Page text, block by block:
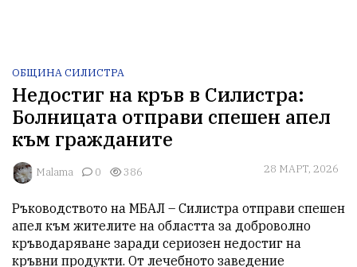
ОБЩИНА СИЛИСТРА
Недостиг на кръв в Силистра:
Болницата отправи спешен апел
към гражданите
Malama 0 386 28 МАРТ, 2026
Ръководството на МБАЛ – Силистра отправи спешен
апел към жителите на областта за доброволно
кръводаряване заради сериозен недостиг на
кръвни продукти. От лечебното заведение